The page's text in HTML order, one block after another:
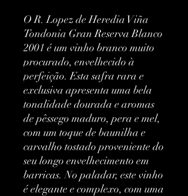
O R. Lopez de Heredia Viña
Tondonia Gran Reserva Blanco
2001 é um vinho branco muito
procurado, envelhecido à
perfeição. Esta safra rara e
exclusiva apresenta uma bela
tonalidade dourada e aromas
de pêssego maduro, pera e mel,
com um toque de baunilha e
carvalho tostado proveniente do
seu longo envelhecimento em
barricas. No paladar, este vinho
é elegante e complexo, com uma